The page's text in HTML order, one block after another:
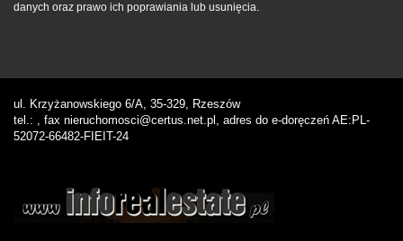
danych oraz prawo ich poprawiania lub usunięcia.
ul. Krzyżanowskiego 6/A, 35-329, Rzeszów
tel.: , fax nieruchomosci@certus.net.pl, adres do e-doręczeń AE:PL-
52072-66482-FIEIT-24